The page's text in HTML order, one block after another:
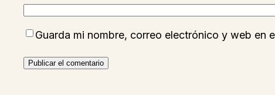
Guarda mi nombre, correo electrónico y web en